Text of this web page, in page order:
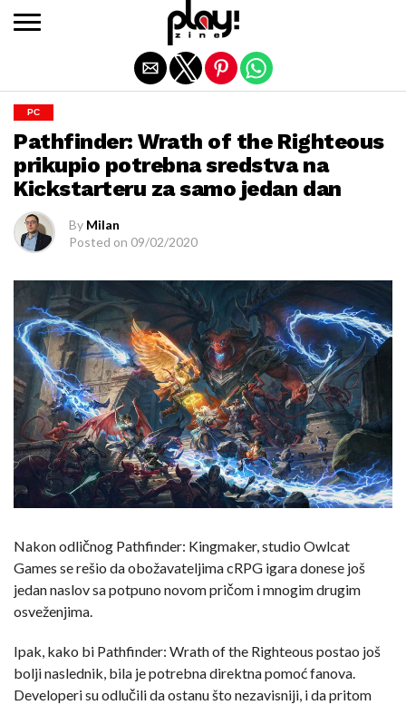
PC
Pathfinder: Wrath of the Righteous
prikupio potrebna sredstva na
Kickstarteru za samo jedan dan
By Milan
Posted on 09/02/2020
Nakon odličnog Pathfinder: Kingmaker, studio Owlcat
Games se rešio da obožavateljima cRPG igara donese još
jedan naslov sa potpuno novom pričom i mnogim drugim
osveženjima.
Ipak, kako bi Pathfinder: Wrath of the Righteous postao još
bolji naslednik, bila je potrebna direktna pomoć fanova.
Developeri su odlučili da ostanu što nezavisniji, i da pritom
Exit mobile version